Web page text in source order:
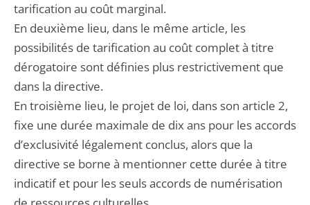
tarification au coût marginal.
En deuxième lieu, dans le même article, les
possibilités de tarification au coût complet à titre
dérogatoire sont définies plus restrictivement que
dans la directive.
En troisième lieu, le projet de loi, dans son article 2,
fixe une durée maximale de dix ans pour les accords
d’exclusivité légalement conclus, alors que la
directive se borne à mentionner cette durée à titre
indicatif et pour les seuls accords de numérisation